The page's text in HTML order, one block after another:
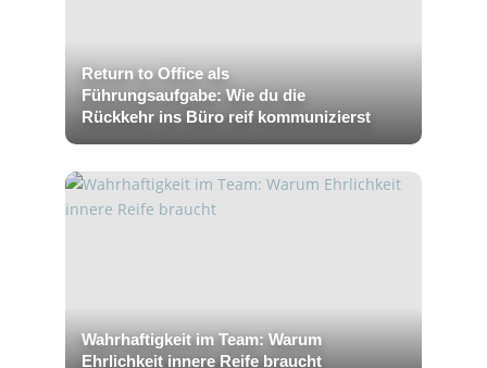
Return to Office als
Führungsaufgabe: Wie du die
Rückkehr ins Büro reif kommunizierst
Wahrhaftigkeit im Team: Warum
Ehrlichkeit innere Reife braucht